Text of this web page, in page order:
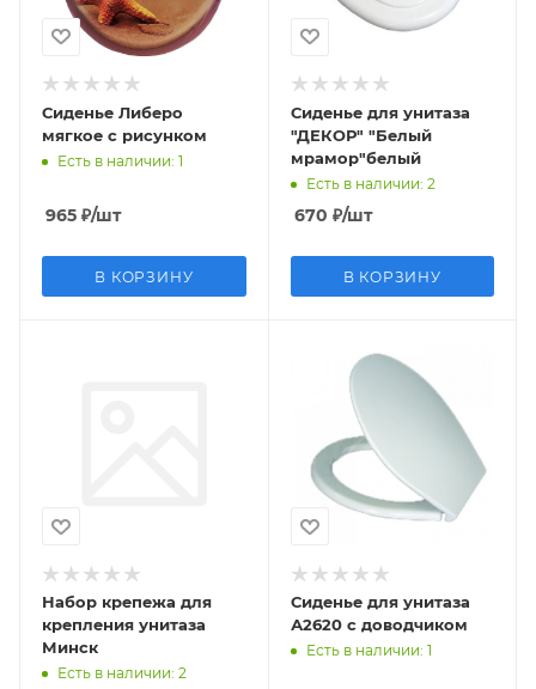
Сиденье Либеро
мягкое c рисунком
Есть в наличии: 1
965 ₽/шт
В КОРЗИНУ
Сиденье для унитаза
"ДЕКОР" "Белый
мрамор"белый
Есть в наличии: 2
670 ₽/шт
В КОРЗИНУ
Набор крепежа для
крепления унитаза
Минск
Есть в наличии: 2
Сиденье для унитаза
А2620 с доводчиком
Есть в наличии: 1